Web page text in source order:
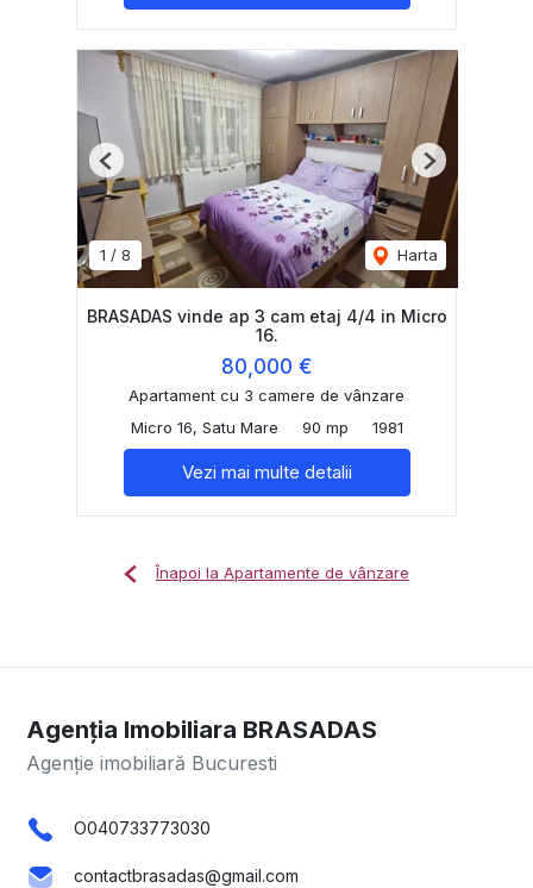
1 / 8 Harta
Previous Next
BRASADAS vinde ap 3 cam etaj 4/4 in Micro
16.
80,000 €
Apartament cu 3 camere de vânzare
Micro 16, Satu Mare
90 mp 1981
Vezi mai multe detalii
Înapoi la Apartamente de vânzare
Agenția Imobiliara BRASADAS
Agenție imobiliară Bucuresti
O040733773030
contactbrasadas@gmail.com